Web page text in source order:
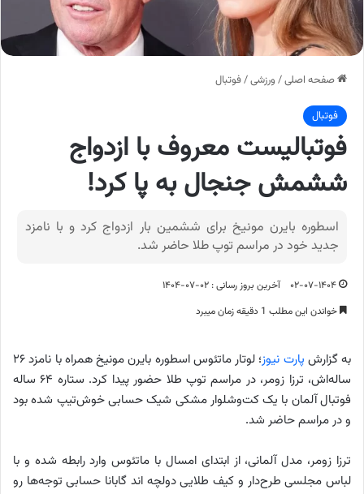
صفحه اصلی/ ورزشی/فوتبال
فوتبال
فوتبالیست معروف با ازدواج
ششمش جنجال به پا کرد!
اسطوره بایرن مونیخ برای ششمین بار ازدواج کرد و با نامزد
جدید خود در مراسم توپ طلا حاضر شد.
۰۲-۰۷-۱۴۰۴
آخرین بروز رسانی : ۰۲-۰۷-۱۴۰۴
خواندن این مطلب 1 دقیقه زمان میبرد
به گزارش پارت نیوز
؛ لوتار ماتئوس اسطوره بایرن مونیخ همراه با نامزد ۲۶
ساله‌اش، ترزا زومر، در مراسم توپ طلا حضور پیدا کرد. ستاره ۶۴ ساله
فوتبال آلمان با یک کت‌وشلوار مشکی شیک حسابی خوش‌تیپ شده بود
و در مراسم حاضر شد.
ترزا زومر، مدل آلمانی، از ابتدای امسال با ماتئوس وارد رابطه شده و با
لباس مجلسی طرح‌دار و کیف طلایی دولچه اند گابانا حسابی توجه‌ها رو